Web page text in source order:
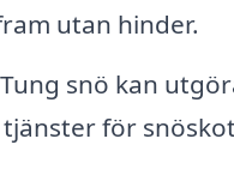
utan hinder.
Tung snö kan
för